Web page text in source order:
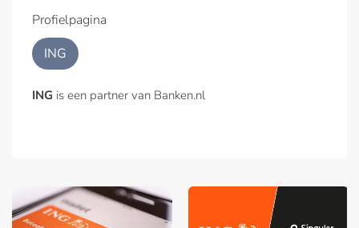
Profielpagina
ING
ING is een partner van Banken.nl